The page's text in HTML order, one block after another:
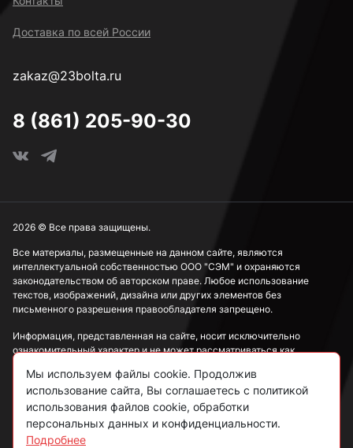
Доставка по всей России
zakaz@23bolta.ru
8 (861) 205-90-30
Все материалы, размещенные на данном сайте, являются
интеллектуальной собственностью ООО "СЭМ" и охраняются
законодательством об авторском праве. Любое использование
текстов, изображений, дизайна или других элементов без
письменного разрешения правообладателя запрещено.
Информация, представленная на сайте, носит исключительно
ознакомительный характер и не может рассматриваться как
Политика конфиденциальности
Согласие на обработку данных
2026 © Все права защищены.
Мы используем файлы cookie. Продолжив
использование сайта, Вы соглашаетесь с политикой
использования файлов cookie, обработки
персональных данных и конфиденциальности.
Подробнее